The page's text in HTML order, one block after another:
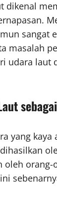
dikenal
sangat
masalah
udara laut
yang
oleh